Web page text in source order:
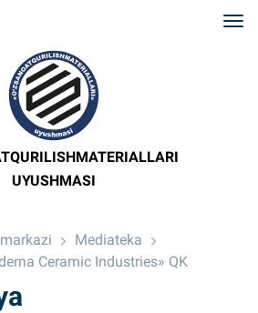
UYUSHMASI
Mediateka
Ceramic Industries» QK